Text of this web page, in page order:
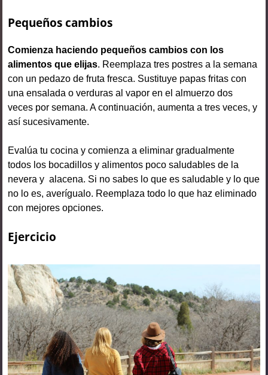
Pequeños cambios
Comienza haciendo pequeños cambios con los
alimentos que elijas. Reemplaza tres postres a la semana
con un pedazo de fruta fresca. Sustituye papas fritas con
una ensalada o verduras al vapor en el almuerzo dos
veces por semana. A continuación, aumenta a tres veces, y
así sucesivamente.
Evalúa tu cocina y comienza a eliminar gradualmente
todos los bocadillos y alimentos poco saludables de la
nevera y alacena. Si no sabes lo que es saludable y lo que
no lo es, averígualo. Reemplaza todo lo que haz eliminado
con mejores opciones.
Ejercicio